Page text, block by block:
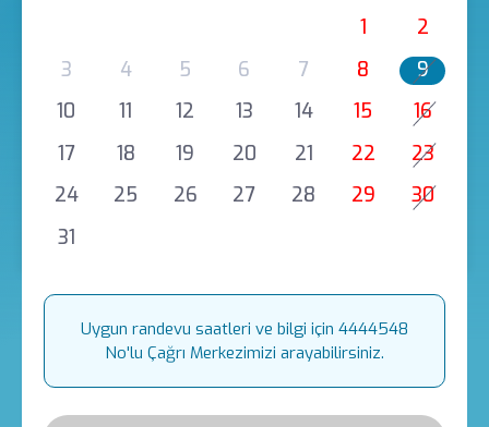
1
2
3
4 5 6 7 8
9
10
11 12 13 14 15
16
17
18 19 20 21 22
23
24
25 26 27 28 29
30
31
Uygun randevu saatleri ve bilgi için 4444548
No'lu Çağrı Merkezimizi arayabilirsiniz.